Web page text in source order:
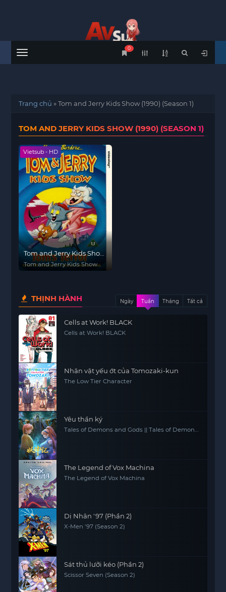
Menu
0
Trang chủ »Tom and Jerry Kids Show (1990) (Season 1)
TOM AND JERRY KIDS SHOW (1990) (SEASON 1)
Vietsub - HD
Tom and Jerry Kids Show
(1990) (Phần 1)
Tom and Jerry Kids Show
THỊNH HÀNH Ngày Tuần Tháng Tất cả
Cells at Work! BLACK
Cells at Work! BLACK
Nhân vật yếu ớt của Tomozaki-kun
The Low Tier Character
Yêu thần ký
Tales of Demons and Gods || Tales of Demon
The Legend of Vox Machina
The Legend of Vox Machina
Dị Nhân '97 (Phần 2)
X-Men '97 (Season 2)
Sát thủ lưỡi kéo (Phần 2)
Scissor Seven (Season 2)